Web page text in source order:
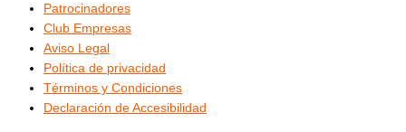
Patrocinadores
Club Empresas
Aviso Legal
Política de privacidad
Términos y Condiciones
Declaración de Accesibilidad